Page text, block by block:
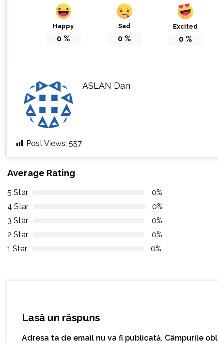
Happy
0 %
Sad
0 %
Excited
0 %
ASLAN Dan
Post Views: 557
Average Rating
5 Star
0%
4 Star
0%
3 Star
0%
2 Star
0%
1 Star
0%
Lasă un răspuns
Adresa ta de email nu va fi publicată. Câmpurile